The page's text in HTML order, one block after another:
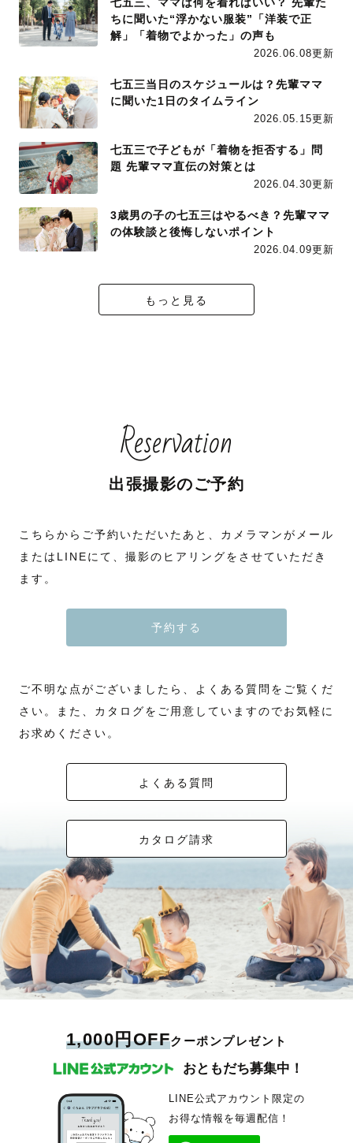
ちに聞いた“浮かない服装”「洋装で正
解」「着物でよかった」の声も
2026.06.08更新
七五三当日のスケジュールは？先輩ママ
に聞いた1日のタイムライン
2026.05.15更新
七五三で子どもが「着物を拒否する」問
題 先輩ママ直伝の対策とは
2026.04.30更新
3歳男の子の七五三はやるべき？先輩ママ
の体験談と後悔しないポイント
2026.04.09更新
もっと見る
Reservation
出張撮影のご予約
こちらからご予約いただいたあと、カメラマンがメール
またはLINEにて、撮影のヒアリングをさせていただき
ます。
予約する
ご不明な点がございましたら、よくある質問をご覧くだ
さい。また、カタログをご用意していますのでお気軽に
お求めください。
よくある質問
カタログ請求
1,000円OFFクーポンプレゼント
おともだち募集中！
LINE公式アカウント限定の
お得な情報を毎週配信！